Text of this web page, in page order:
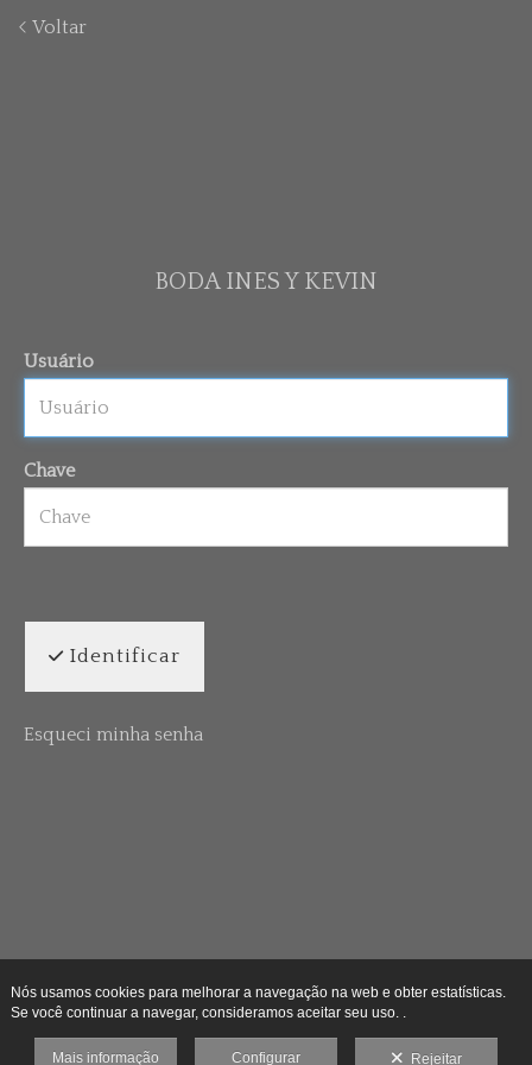
Voltar
BODA INES Y KEVIN
Usuário
Chave
Identificar
Esqueci minha senha
Nós usamos cookies para melhorar a navegação na web e obter estatísticas.
Se você continuar a navegar, consideramos aceitar seu uso. .
Mais informação Configurar Rejeitar